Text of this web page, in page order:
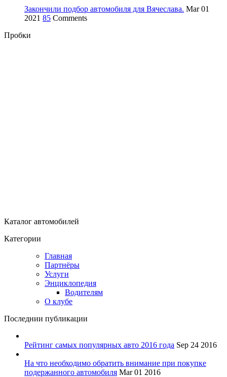
Закончили подбор автомобиля для Вячеслава. Mar 01
2021 85 Comments
Пробки
Каталог автомобилей
Категории
Главная
Партнёры
Услуги
Энциклопедия
Водителям
О клубе
Последнии публикации
Рейтинг самых популярных авто 2016 года Sep 24 2016
На что необходимо обратить внимание при покупке
подержанного автомобиля Mar 01 2016